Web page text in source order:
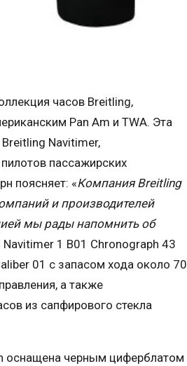
часов Breitling,
Pan Am и TWA. Эта
Navitimer,
пассажирских
поясняет: «Компания Breitling
и производителей
мы рады напомнить об
1 B01 Chronograph 43
01 с запасом хода около 70
а также
из сапфирового стекла
оснащена черным циферблатом